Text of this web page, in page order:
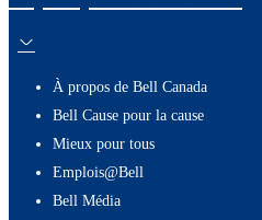
À propos de Bell Canada
Bell Cause pour la cause
Mieux pour tous
Emplois@Bell
Bell Média